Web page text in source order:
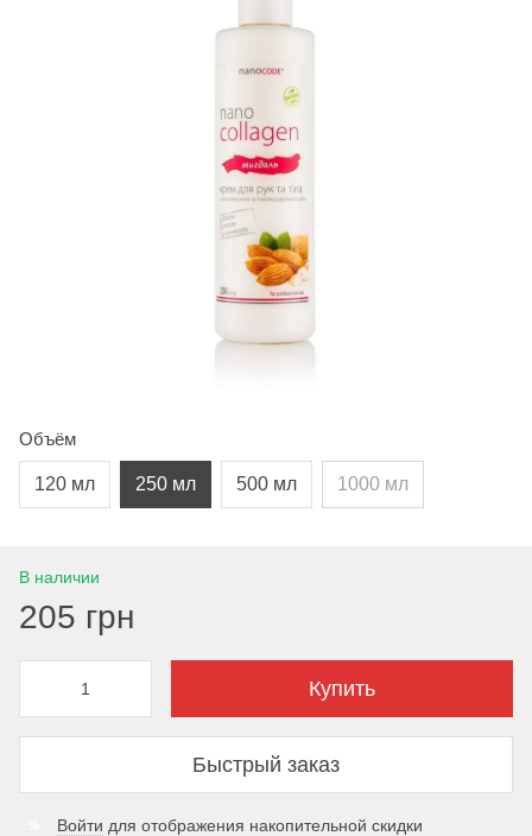
Объём
120 мл 250 мл 500 мл 1000 мл
В наличии
205 грн
Купить
Быстрый заказ
Войти для отображения накопительной скидки